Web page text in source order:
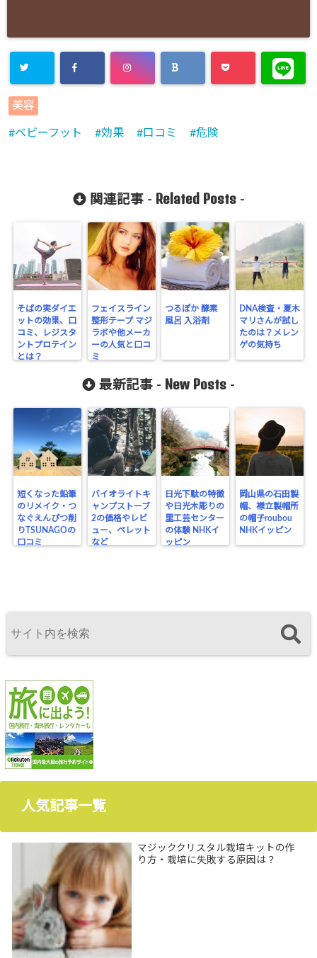
美容
ベビーフット 効果 口コミ 危険
関連記事 - Related Posts-
そばの実ダイエ
ットの効果、口
コミ、レジスタ
ントプロテイン
とは？
フェイスライン
整形テープ マジ
ラボや他メーカ
ーの人気と口コ
ミ
つるぽか 酵素
風呂 入浴剤
DNA検査・夏木
マリさんが試し
たのは？メレン
ゲの気持ち
最新記事 - New Posts -
短くなった鉛筆
のリメイク・つ
なぐえんぴつ削
りTSUNAGOの
口コミ
バイオライトキ
ャンプストーブ
2の価格やレビ
ュー、ペレット
など
日光下駄の特徴
や日光木彫りの
里工芸センター
の体験 NHKイ
ッピン
岡山県の石田製
帽、襟立製帽所
の帽子roubou
NHKイッピン
人気記事一覧
マジッククリスタル栽培キットの作
り方・栽培に失敗する原因は？